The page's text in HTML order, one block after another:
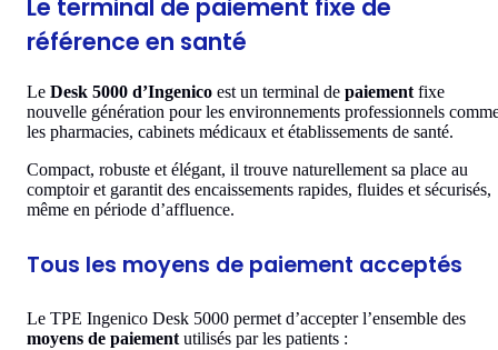
Le terminal de paiement fixe de
référence en santé
Le Desk 5000 d’Ingenico est un terminal de paiement fixe
nouvelle génération pour les environnements professionnels
les pharmacies, cabinets médicaux et établissements de santé.
Compact, robuste et élégant, il trouve naturellement sa place au
comptoir et garantit des encaissements rapides, fluides et sécurisés,
même en période d’affluence.
Tous les moyens de paiement acceptés
Le TPE Ingenico Desk 5000 permet d’accepter l’ensemble des
moyens de paiement utilisés par les patients :